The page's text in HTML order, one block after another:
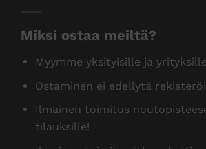
Pajantie B 18, 60100 Seinäjoki Puh.